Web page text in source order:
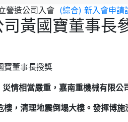
營造公司入會 (綜合) 新入會申請
黃國寶董事長
寶董事長授獎
情相當嚴重，嘉南重機械有限公
，清理地震倒塌大樓。 發揮博施